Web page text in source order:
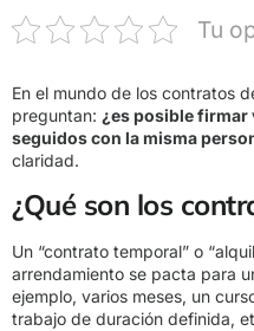
Tu
En el mundo de los contratos
preguntan: ¿es posible
seguidos con la misma
claridad.
¿Qué son los
Un “contrato temporal” o
arrendamiento se pacta para
ejemplo, varios meses, un
trabajo de duración definida,